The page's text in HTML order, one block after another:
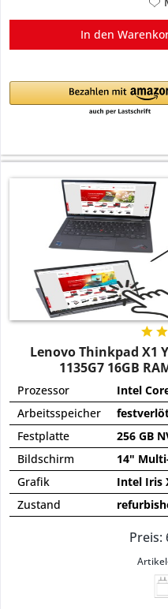
In den
Lenovo Thinkpad X1
1135G7 16GB
Prozessor
Intel
Arbeitsspeicher
Festplatte
256 GB
Bildschirm
14"
Grafik
Intel Iris
Zustand
Preis: